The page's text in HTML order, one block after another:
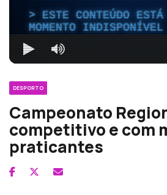
ESTE CONTEÚDO
MOMENTO INDISPONÍVEL
DESPORTO
Campeonato
competitivo e com
praticantes